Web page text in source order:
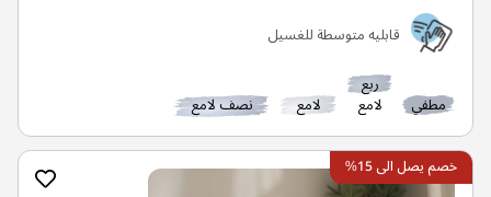
قابليه متوسطة للغسيل
مطفي
ربع
لامع لامع نصف لامع
خصم يصل الى 15%